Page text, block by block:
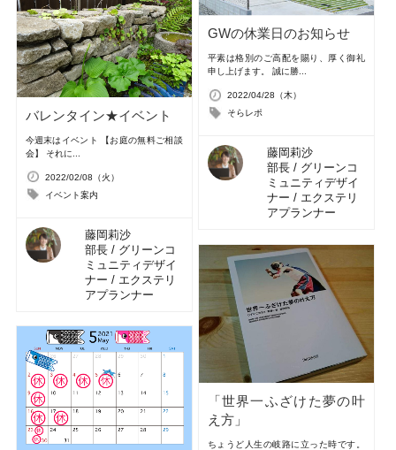
GWの休業日のお知らせ
平素は格別のご高配を賜り、厚く御礼
申し上げます。 誠に勝...
2022/04/28（木）
そらレポ
藤岡莉沙
部長 / グリーンコ
ミュニティデザイ
ナー / エクステリ
アプランナー
バレンタイン★イベント
今週末はイベント 【お庭の無料ご相談
会】 それに...
2022/02/08（火）
イベント案内
藤岡莉沙
部長 / グリーンコ
ミュニティデザイ
ナー / エクステリ
アプランナー
「世界一ふざけた夢の叶
え方」
ちょうど人生の岐路に立った時です。